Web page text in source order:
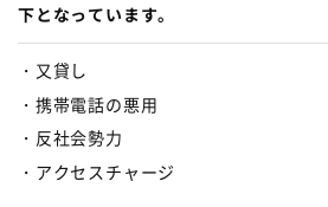
下となっています。
・又貸し
・携帯電話の悪用
・反社会勢力
・アクセスチャージ